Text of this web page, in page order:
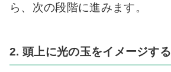
ら、次の段階に進みます。
2. 頭上に光の玉をイメージする